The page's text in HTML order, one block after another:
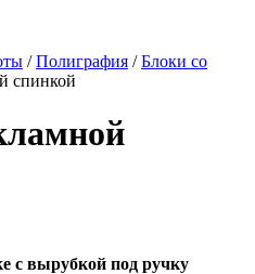
/Полиграфия /Блоки со
спинкой
с вырубкой под ручку